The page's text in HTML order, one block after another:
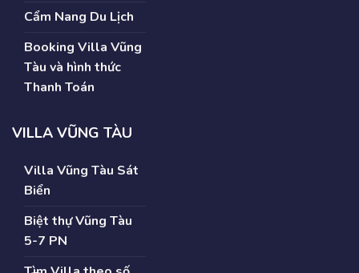
Cẩm Nang Du Lịch
Booking Villa Vũng
Tàu và hình thức
Thanh Toán
VILLA VŨNG TÀU
Villa Vũng Tàu Sát
Biển
Biệt thự Vũng Tàu
5-7 PN